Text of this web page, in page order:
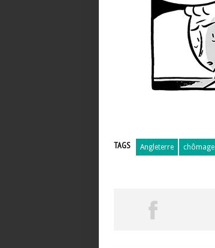
TAGS Angleterre chômage